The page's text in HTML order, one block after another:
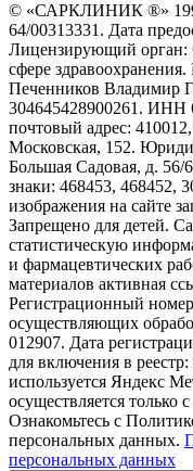
© «САРКЛИНИК ®»
64/00313331. Дата
Лицензирующий орган:
сфере
Печенников Владимир
304645428900261. ИНН
почтовый адрес:
Московская, 152.
Большая Садовая, д. 56/
знаки: 468453, 468452,
изображения на сайте
Запрещено для детей.
статистическую
и фармацевтических
материалов активная
Регистрационный номер
осуществляющих
012907. Дата
для включения в
используется Яндекс
осуществляется только
Ознакомьтесь с
персональных данных.
персональных данных